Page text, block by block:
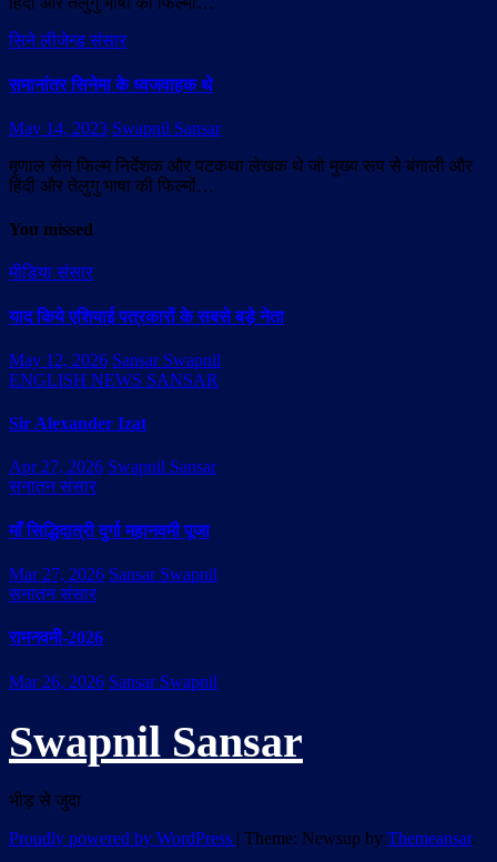
सिने लीजेन्ड संसार
समानांतर सिनेमा के ध्वजवाहक थे
May 14, 2023 Swapnil Sansar
मृणाल सेन फिल्म निर्देशक और पटकथा लेखक थे जो मुख्य रूप से बंगाली और
हिंदी और तेलुगु भाषा की फिल्मों…
You missed
मीडिया संसार
याद किये एशियाई पत्रकारों के सबसे बड़े नेता
May 12, 2026 Sansar Swapnil
ENGLISH NEWS SANSAR
Sir Alexander Izat
Apr 27, 2026 Swapnil Sansar
सनातन संसार
माँ सिद्धिदात्री दुर्गा महानवमी पूजा
Mar 27, 2026 Sansar Swapnil
सनातन संसार
रामनवमी-2026
Mar 26, 2026 Sansar Swapnil
Swapnil Sansar
भीड़ से जुदा
Proudly powered by WordPress | Theme: Newsup by Themeansar.